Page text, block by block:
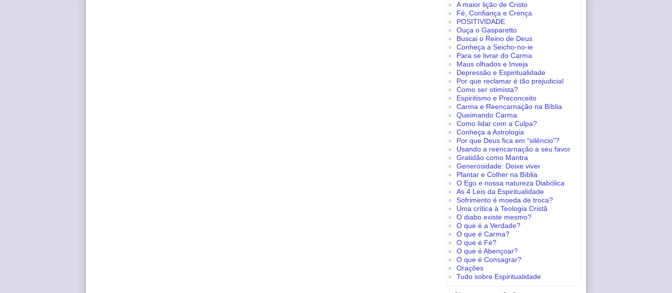
A maior lição de Cristo
Fé, Confiança e Crença
POSITIVIDADE
Ouça o Gasparetto
Buscai o Reino de Deus
Conheça a Seicho-no-ie
Para se livrar do Carma
Maus olhados e Inveja
Depressão e Espiritualidade
Por que reclamar é tão prejudicial
Como ser otimista?
Espiritismo e Preconceito
Carma e Reencarnação na Bíblia
Queimando Carma
Como lidar com a Culpa?
Conheça a Astrologia
Por que Deus fica em "silêncio"?
Usando a reencarnação a seu favor
Gratidão como Mantra
Generosidade: Deixe viver
Plantar e Colher na Bíblia
O Ego e nossa natureza Diabólica
As 4 Leis da Espiritualidade
Sofrimento é moeda de troca?
Uma crítica à Teologia Cristã
O diabo existe mesmo?
O que é a Verdade?
O que é Carma?
O que é Fé?
O que é Abençoar?
O que é Consagrar?
Orações
Tudo sobre Espiritualidade